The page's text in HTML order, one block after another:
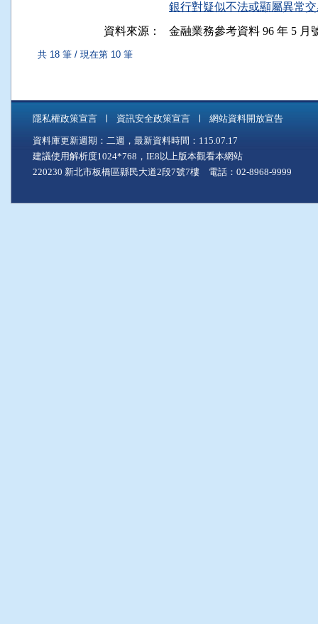
銀行對疑似不法或顯屬異常
資料來源：
金融業務參考資料 96 年 5 月
共 18 筆 / 現在第 10 筆
隱私權政策宣言 資訊安全政策宣言 網站資料開放宣告
資料庫更新週期：二週，最新資料時間：115.07.17
建議使用解析度1024*768，IE8以上版本觀看本網站
220230 新北市板橋區縣民大道2段7號7樓 電話：02-8968-9999